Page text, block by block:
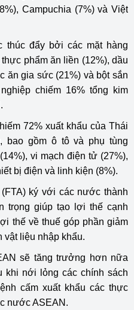
Campuchia (7%) và Việt
thúc đẩy bởi các mặt hàng
phẩm ăn liền (12%), dầu
ăn gia sức (21%) và bột sắn
chiếm 16% tổng kim
72% xuất khẩu của Thái
bao gồm ô tô và phụ tùng
vi mạch điện tử (27%),
bị điện và linh kiện (8%).
ký với các nước thành
trọng giúp tạo lợi thế cạnh
thế về thuế góp phần giảm
vật liệu nhập khẩu.
sẽ tăng trưởng hơn nữa
khi nới lỏng các chính sách
cấm xuất khẩu các thực
nước ASEAN.